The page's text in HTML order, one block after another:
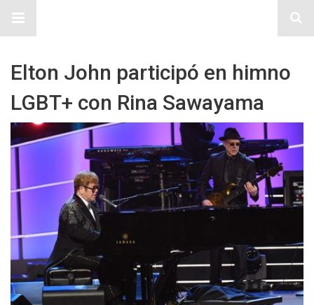
Elton John participó en himno
LGBT+ con Rina Sawayama